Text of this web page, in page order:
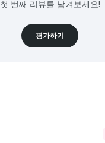
첫 번째 리뷰를 남겨보세요!
평가하기